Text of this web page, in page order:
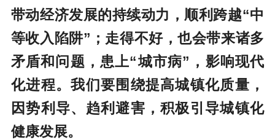
带动经济发展的持续动力，顺利跨越“中
等收入陷阱”；走得不好，也会带来诸多
矛盾和问题，患上“城市病”，影响现代
化进程。我们要围绕提高城镇化质量，
因势利导、趋利避害，积极引导城镇化
健康发展。